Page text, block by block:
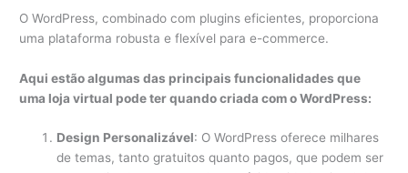
O WordPress, combinado com plugins eficientes, proporciona
uma plataforma robusta e flexível para e-commerce.
Aqui estão algumas das principais funcionalidades que
uma loja virtual pode ter quando criada com o WordPress:
Design Personalizável: O WordPress oferece milhares
de temas, tanto gratuitos quanto pagos, que podem ser